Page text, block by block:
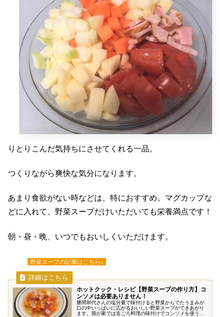
りとりこんだ気持ちにさせてくれる一品。
つくりながら爽快な気分になります。
あまり食欲がない時などは、特におすすめ。マグカップな
どに入れて、野菜スープだけいただいても栄養満点です！
朝・昼・晩、いつでもおいしくいただけます。
野菜スープの記事はこちら↓
ホットクック・レシピ【野菜スープの作り方】コ
ンソメは必要ありません！
勝間和代さんの塩分量で味付けると野菜からでたうまみが
口の中いっぱいに広がるおいしい野菜スープができあがり
ます。我が家では近ごろ料理の味付けでコンソメを使うこ